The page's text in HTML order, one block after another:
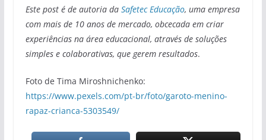
Este post é de autoria da Safetec Educação, uma empresa
com mais de 10 anos de mercado, obcecada em criar
experiências na área educacional, através de soluções
simples e colaborativas, que gerem resultados.
Foto de Tima Miroshnichenko:
https://www.pexels.com/pt-br/foto/garoto-menino-
rapaz-crianca-5303549/